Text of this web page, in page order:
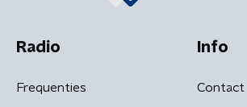
Radio
Frequenties
Info
Contact